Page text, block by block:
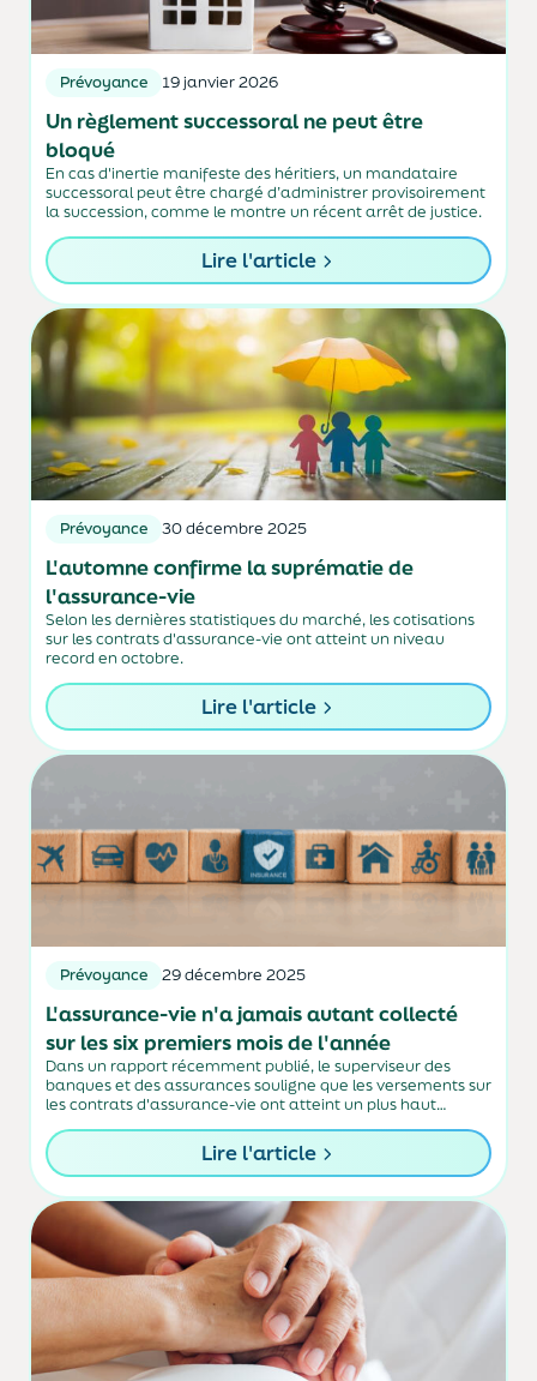
Prévoyance 19 janvier 2026
Un règlement successoral ne peut être
bloqué
En cas d'inertie manifeste des héritiers, un mandataire
successoral peut être chargé d’administrer provisoirement
la succession, comme le montre un récent arrêt de justice.
Lire l'article
Prévoyance 30 décembre 2025
L'automne confirme la suprématie de
l'assurance-vie
Selon les dernières statistiques du marché, les cotisations
sur les contrats d'assurance-vie ont atteint un niveau
record en octobre.
Lire l'article
Prévoyance 29 décembre 2025
L'assurance-vie n'a jamais autant collecté
sur les six premiers mois de l'année
Dans un rapport récemment publié, le superviseur des
banques et des assurances souligne que les versements sur
les contrats d'assurance-vie ont atteint un plus haut
Lire l'article